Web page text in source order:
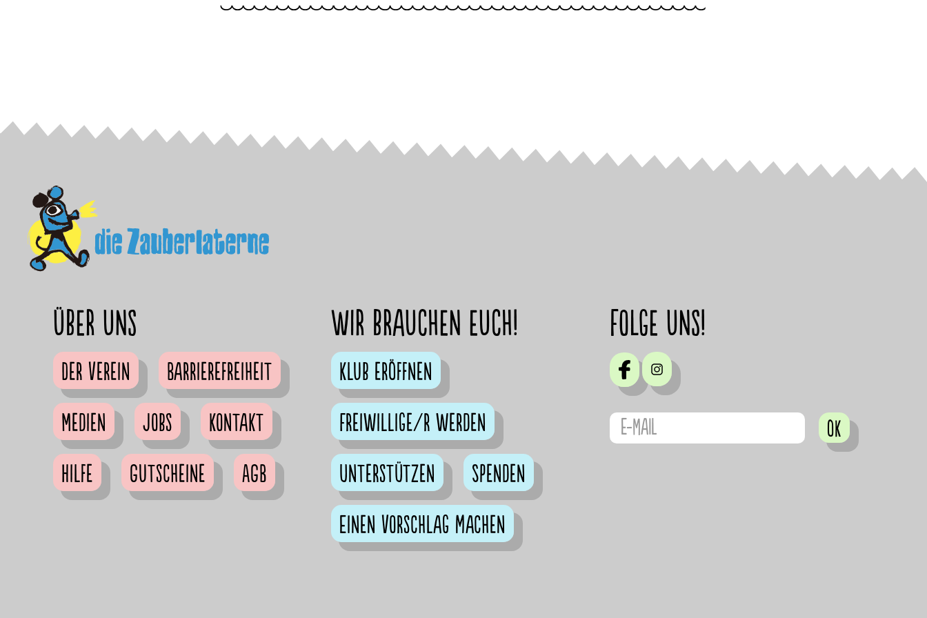
Über uns
Der Verein
Barrierefreiheit
Medien
Jobs
Kontakt
Hilfe
Gutscheine AGB
Wir brauchen euch!
Klub eröffnen
Freiwillige/r werden
Unterstützen
Spenden
Einen Vorschlag machen
Folge uns!
OK